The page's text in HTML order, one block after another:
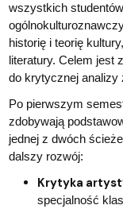
wszystkich
historię i teorię
literatury. Celem jest
do krytycznej analizy
Po pierwszym
zdobywają
jednej z dwóch
dalszy rozwój:
Krytyka
specjalność